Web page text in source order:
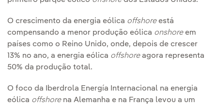
O crescimento da energia eólica offshoreestá
compensando a menor produção eólica onshoreem
países como o Reino Unido, onde, depois de crescer
13% no ano, a energia eólica offshoreagora representa
50% da produção total.
O foco da Iberdrola Energía Internacional na energia
eólica offshorena Alemanha e na França levou a um